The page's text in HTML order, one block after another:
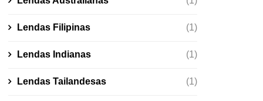
Lendas Filipinas (1)
Lendas Indianas (1)
Lendas Tailandesas (1)